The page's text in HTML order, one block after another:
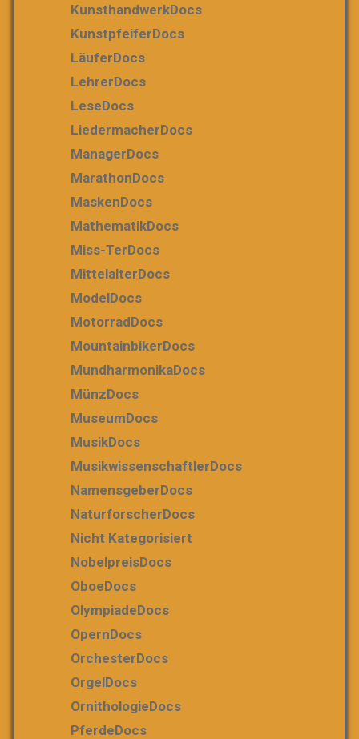
KunsthandwerkDocs
KunstpfeiferDocs
LäuferDocs
LehrerDocs
LeseDocs
LiedermacherDocs
ManagerDocs
MarathonDocs
MaskenDocs
MathematikDocs
Miss-TerDocs
MittelalterDocs
ModelDocs
MotorradDocs
MountainbikerDocs
MundharmonikaDocs
MünzDocs
MuseumDocs
MusikDocs
MusikwissenschaftlerDocs
NamensgeberDocs
NaturforscherDocs
Nicht Kategorisiert
NobelpreisDocs
OboeDocs
OlympiadeDocs
OpernDocs
OrchesterDocs
OrgelDocs
OrnithologieDocs
PferdeDocs